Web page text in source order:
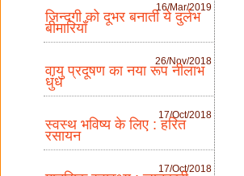
16/Mar/2019
जिन्दगी को दूभर बनाती ये दुर्लभ
बीमारियाँ
26/Nov/2018
वायु प्रदूषण का नया रूप नीलाभ
धुंध
17/Oct/2018
स्वस्थ भविष्य के लिए : हरित
रसायन
17/Oct/2018